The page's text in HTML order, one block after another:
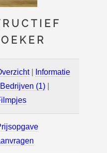
|
Informatie
Bedrijven (1)